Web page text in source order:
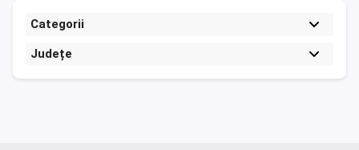
Categorii
Județe